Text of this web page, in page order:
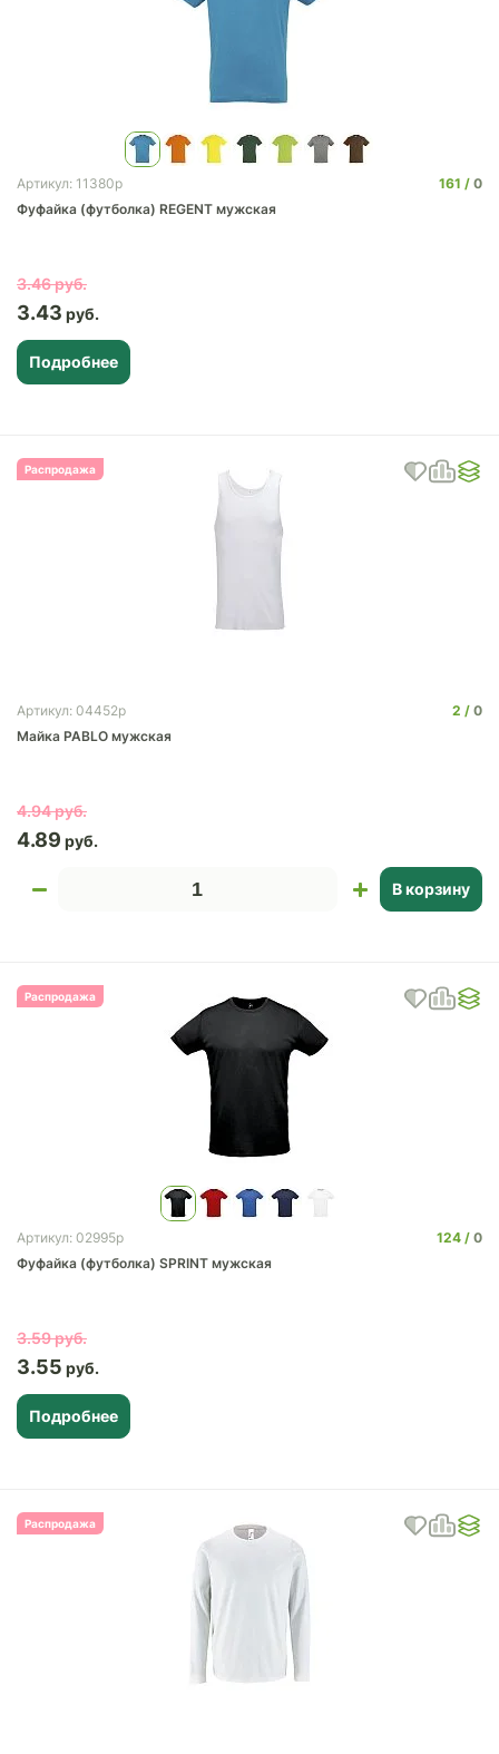
Артикул: 11380p 161
0
Фуфайка (футболка) REGENT мужская
3.46
3.43
Подробнее
Распродажа
Артикул: 04452p 2
0
Майка PABLO мужская
4.94
4.89
В корзину
Распродажа
Артикул: 02995p 124
0
Фуфайка (футболка) SPRINT мужская
3.59
3.55
Подробнее
Распродажа